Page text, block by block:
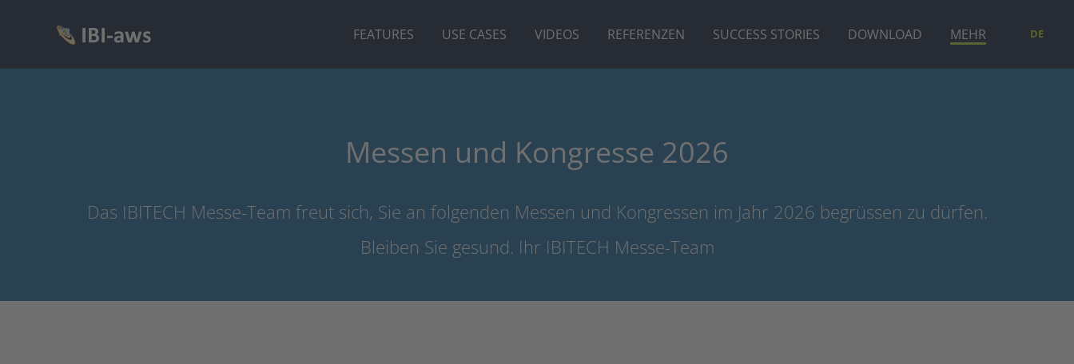
FEATURES USE CASES VIDEOS REFERENZEN SUCCESS STORIES DOWNLOAD MEHR DE
Messen und Kongresse 2026
Das IBITECH Messe-Team freut sich, Sie an folgenden Messen und Kongressen im Jahr 2026 begrüssen zu dürfen.
Bleiben Sie gesund. Ihr IBITECH Messe-Team